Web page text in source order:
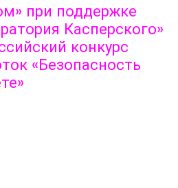
при поддержке
Касперского»
конкурс
«Безопасность